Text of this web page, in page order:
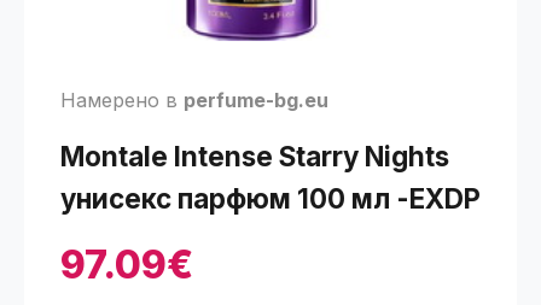
Намерено в perfume-bg.eu
Montale Intense Starry Nights
унисекс парфюм 100 мл -EXDP
97.09€